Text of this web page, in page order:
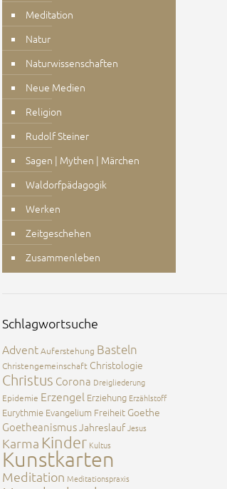
Meditation
Natur
Naturwissenschaften
Neue Medien
Religion
Rudolf Steiner
Sagen | Mythen | Märchen
Waldorfpädagogik
Werken
Zeitgeschehen
Zusammenleben
Schlagwortsuche
AdventAuferstehung Basteln
Christengemeinschaft Christologie
Christus Corona Dreigliederung
Epidemie Erzengel Erziehung Erzählstoff
Eurythmie Evangelium Freiheit Goethe
GoetheanismusJahreslaufJesus
Karma Kinder Kultus
Kunstkarten
Meditation Meditationspraxis